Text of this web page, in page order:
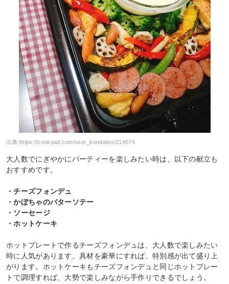
出典:https://cookpad.com/user_kondates/214574
大人数でにぎやかにパーティーを楽しみたい時は、以下の献立も
おすすめです。
・チーズフォンデュ
・かぼちゃのバターソテー
・ソーセージ
・ホットケーキ
ホットプレートで作るチーズフォンデュは、大人数で楽しみたい
時に人気があります。具材を豪華にすれば、特別感が出て盛り上
がります。ホットケーキもチーズフォンデュと同じホットプレー
トで調理すれば、大勢で楽しみながら手作りできるでしょう。